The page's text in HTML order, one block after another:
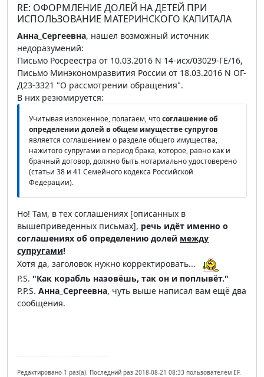
RE: ОФОРМЛЕНИЕ ДОЛЕЙ НА ДЕТЕЙ ПРИ
ИСПОЛЬЗОВАНИЕ МАТЕРИНСКОГО КАПИТАЛА
Анна_Сергеевна, нашел возможный источник
недоразумений:
Письмо Росреестра от 10.03.2016 N 14-исх/03029-ГЕ/16,
Письмо Минэкономразвития России от 18.03.2016 N ОГ-
Д23-3321 "О рассмотрении обращения".
В них резюмируется:
Учитывая изложенное, полагаем, чтосоглашение об
определении долей в общем имуществе супругов
является соглашением о разделе общего имущества,
нажитого супругами в период брака, которое, равно как и
брачный договор, должно быть нотариально удостоверено
(статьи 38 и 41 Семейного кодекса Российской
Федерации).
Но! Там, в тех соглашениях [описанных в
вышеприведенных письмах], речь идёт именно о
соглашениях об определению долей между
супругами!
Хотя да, заголовок нужно корректировать...
P.S. "Как корабль назовёшь, так он и поплывёт."
P.P.S. Анна_Сергеевна, чуть выше написал вам ещё два
сообщения.
Редактировано 1 раз(а). Последний раз 2018-08-21 08:33 пользователем EF.